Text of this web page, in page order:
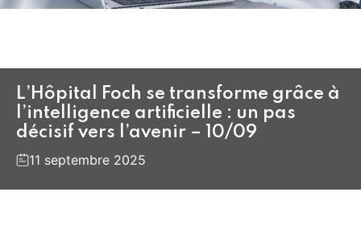
L’Hôpital Foch se transforme grâce à
l’intelligence artificielle : un pas
décisif vers l’avenir – 10/09
11 septembre 2025